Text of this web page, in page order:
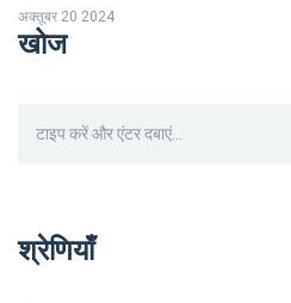
अक्तूबर 20 2024
खोज
श्रेणियाँ